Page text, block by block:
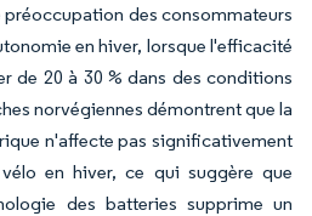
des consommateurs
en hiver, lorsque l'efficacité
de 20 à 30 % dans des conditions
norvégiennes démontrent que la
n'affecte pas significativement
en hiver, ce qui suggère que
des batteries supprime un